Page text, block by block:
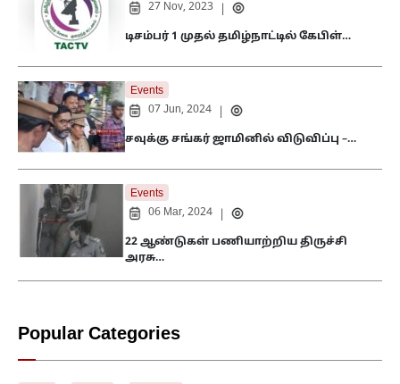
27 Nov, 2023
டிசம்பர் 1 முதல் தமிழ்நாட்டில் கேபிள்…
Events
07 Jun, 2024
சவுக்கு சங்கர் ஜாமினில் விடுவிப்பு –…
Events
06 Mar, 2024
22 ஆண்டுகள் பணியாற்றிய திருச்சி
அரசு…
Popular Categories